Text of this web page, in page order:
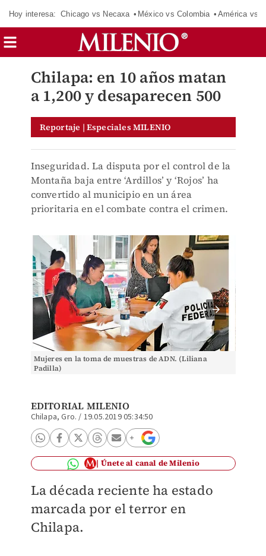
Hoy interesa: Chicago vs Necaxa México vs Colombia América vs
Chilapa: en 10 años matan
a 1,200 y desaparecen 500
Reportaje | Especiales MILENIO
Inseguridad. La disputa por el control de la
Montaña baja entre ‘Ardillos’ y ‘Rojos’ ha
convertido al municipio en un área
prioritaria en el combate contra el crimen.
Mujeres en la toma de muestras de ADN. (Liliana
Padilla)
EDITORIAL MILENIO
Chilapa, Gro. / 19.05.2019 05:34:50
Únete al canal de Milenio
La década reciente ha estado
marcada por el terror en
Chilapa.